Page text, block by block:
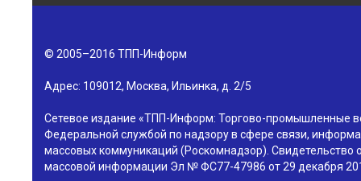
© 2005–2016 ТПП-Информ
Адрес: 109012, Москва, Ильинка, д. 2/5
Сетевое издание «ТПП-Информ: Торгово-промышленные
Федеральной службой по надзору в сфере связи,
массовых коммуникаций (Роскомнадзор). Свидетельство
массовой информации Эл № ФС77-47986 от 29 декабря